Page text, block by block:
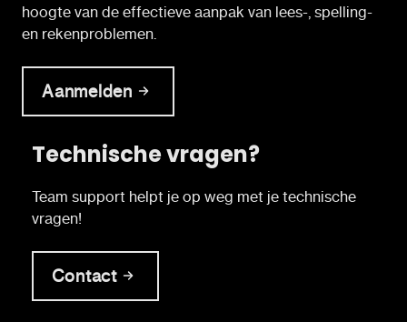
hoogte van de effectieve aanpak van lees-, spelling-
en rekenproblemen.
Aanmelden
Technische vragen?
Team support helpt je op weg met je technische
vragen!
Contact